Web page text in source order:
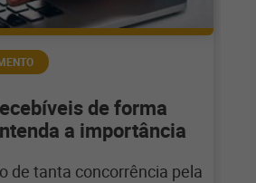
de forma
a importância
de tanta concorrência pela